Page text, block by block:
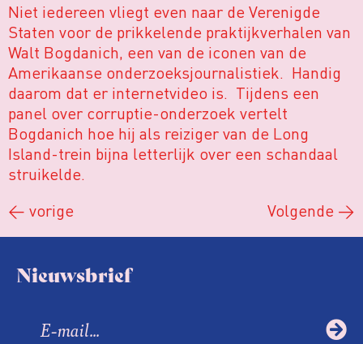
Niet iedereen vliegt even naar de Verenigde
Staten voor de prikkelende praktijkverhalen van
Walt Bogdanich, een van de iconen van de
Amerikaanse onderzoeksjournalistiek. Handig
daarom dat er internetvideo is. Tijdens een
panel over corruptie-onderzoek vertelt
Bogdanich hoe hij als reiziger van de Long
Island-trein bijna letterlijk over een schandaal
struikelde.
← vorige Volgende →
Nieuwsbrief